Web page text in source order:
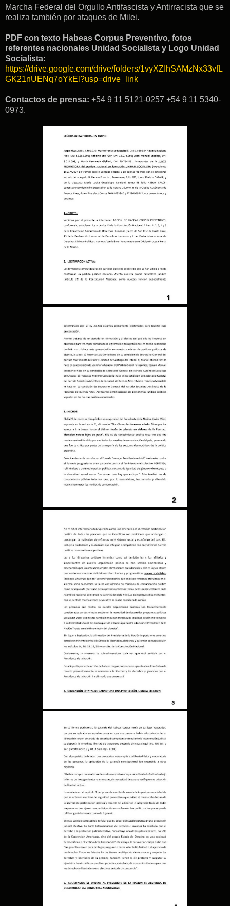
Marcha Federal del Orgullo Antifascista y Antirracista que se
realiza también por ataques de Milei.
PDF con texto Habeas Corpus Preventivo, fotos
referentes nacionales Unidad Socialista y Logo Unidad
Socialista:
https://drive.google.com/drive/folders/1vyXZIhSAMzNx33vfL
GK21nUENq7oYkEl?usp=drive_link
Contactos de prensa: +54 9 11 5121-0257 +54 9 11 5340-
0973.